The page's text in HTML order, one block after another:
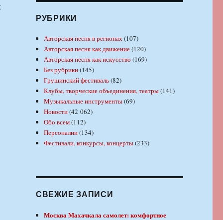
РУБРИКИ
Авторская песня в регионах(107)
Авторская песня как движение(120)
Авторская песня как искусство (169)
Без рубрики(145)
Грушинский фестиваль(82)
Клубы, творческие объединения, театры(141)
Музыкальные инструменты(69)
Новости(42 062)
Обо всем(112)
Персоналии(134)
Фестивали, конкурсы, концерты(233)
СВЕЖИЕ ЗАПИСИ
Москва Махачкала самолет: комфортное